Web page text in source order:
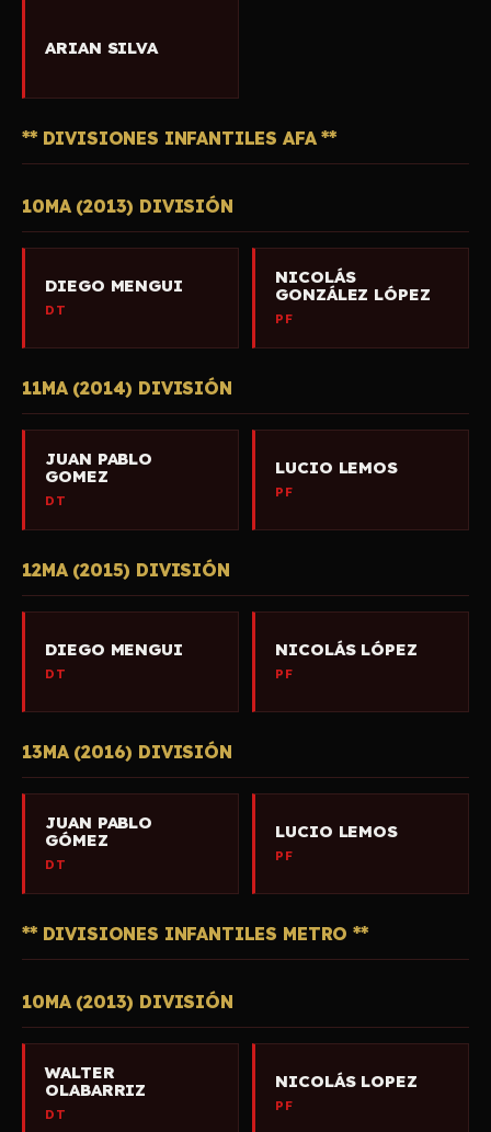
ARIAN SILVA
** DIVISIONES INFANTILES AFA **
10MA (2013) DIVISIÓN
DIEGO MENGUI
DT
NICOLÁS
GONZÁLEZ LÓPEZ
PF
11MA (2014) DIVISIÓN
JUAN PABLO
GOMEZ
DT
LUCIO LEMOS
PF
12MA (2015) DIVISIÓN
DIEGO MENGUI
DT
NICOLÁS LÓPEZ
PF
13MA (2016) DIVISIÓN
JUAN PABLO
GÓMEZ
DT
LUCIO LEMOS
PF
** DIVISIONES INFANTILES METRO **
10MA (2013) DIVISIÓN
WALTER
OLABARRIZ
DT
NICOLÁS LOPEZ
PF